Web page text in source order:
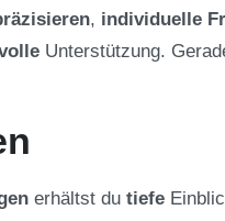
, individuelle
Unterstützung.
erhältst du tiefe